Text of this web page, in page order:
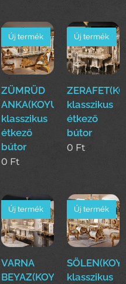
ZÜMRÜD
ANKA(KOYUN)Luxus
klasszikus
étkező
bútor
Új termék
0 Ft
klasszikus
étkező
bútor
Új termék
0 Ft
VARNA
BEYAZ(KOYUN)Luxus
Új termék
klasszikus
Új termék